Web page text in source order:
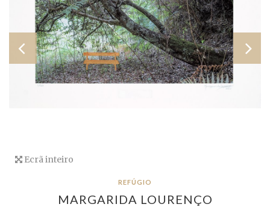
Ecrã inteiro
REFÚGIO
MARGARIDA LOURENÇO